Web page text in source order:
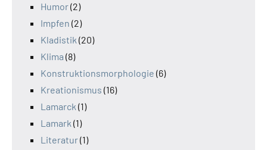
Humor(2)
Impfen (2)
Kladistik (20)
Klima (8)
Konstruktionsmorphologie (6)
Kreationismus (16)
Lamarck (1)
Lamark (1)
Literatur(1)